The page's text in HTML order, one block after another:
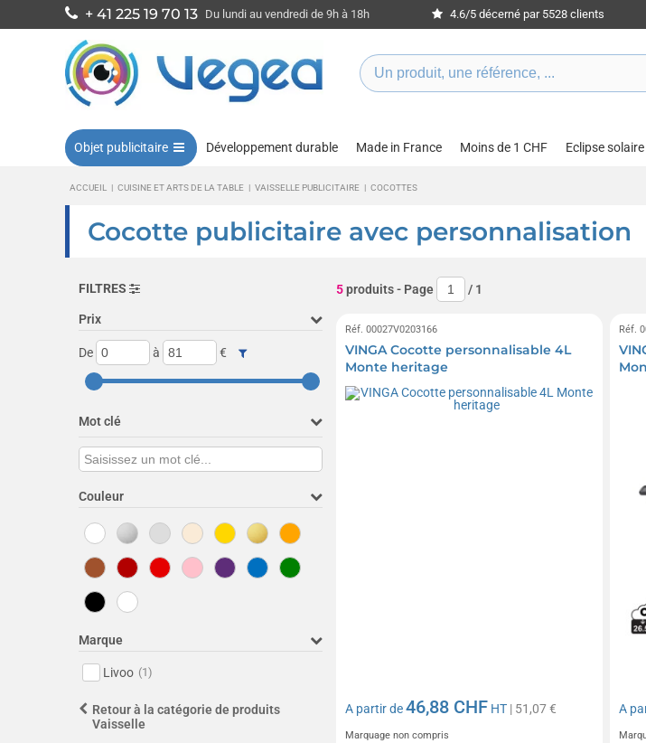
+ 41 225 19 70 13 Du lundi au vendredi de 9h à 18h 4.6/5 décerné par 5528 clients
Objet publicitaire Développement durable Made in France Moins de 1 CHF Eclipse solaire
ACCUEIL | CUISINE ET ARTS DE LA TABLE | VAISSELLE PUBLICITAIRE | COCOTTES
Cocotte publicitaire avec personnalisation
FILTRES
Prix
De à €
Mot clé
Couleur
Marque
Livoo (1)
Retour à la catégorie de produits
Vaisselle
5produits- Page / 1
Réf. 00027V0203166
VINGA Cocotte personnalisable 4L
Monte heritage
A partir de46,88 CHF HT | 51,07 €
Marquage non compris
Réf.
A